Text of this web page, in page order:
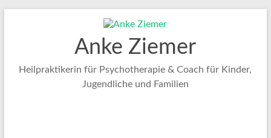
Anke Ziemer
Heilpraktikerin für Psychotherapie & Coach für Kinder,
Jugendliche und Familien